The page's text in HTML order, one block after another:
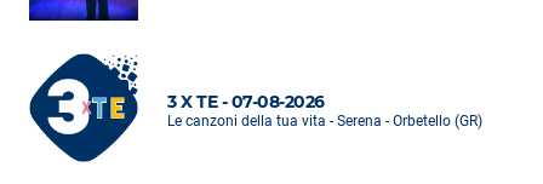
3 X TE - 07-08-2026
Le canzoni della tua vita - Serena - Orbetello (GR)